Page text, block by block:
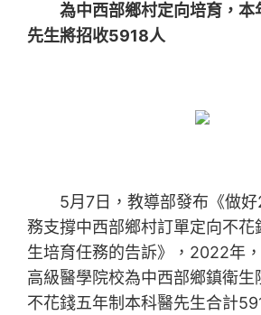
為中西部鄉村定向培育，本
先生將招收5918人
5月7日，教導部發布《做好
務支撐中西部鄉村訂單定向不花
生培育任務的告訴》，2022年
高級醫學院校為中西部鄉鎮衛生
不花錢五年制本科醫先生合計